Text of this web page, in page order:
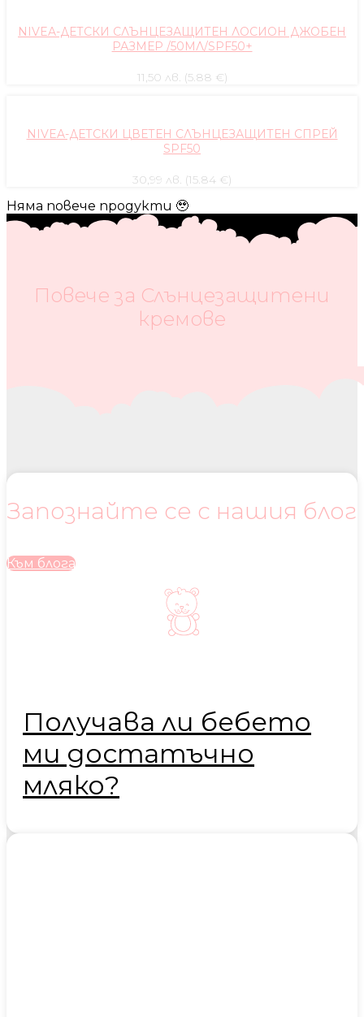
NIVEA-ДЕТСКИ СЛЪНЦЕЗАЩИТЕН ЛОСИОН ДЖОБЕН
РАЗМЕР /50МЛ/SPF50+
11,50 лв. (5.88 €)
NIVEA-ДЕТСКИ ЦВЕТЕН СЛЪНЦЕЗАЩИТЕН СПРЕЙ
SPF50
30,99 лв. (15.84 €)
Няма повече продукти 🥹
Повече за Слънцезащитени
кремове
Запознайте се с нашия блог
Към блога
Получава ли бебето
ми достатъчно
мляко?